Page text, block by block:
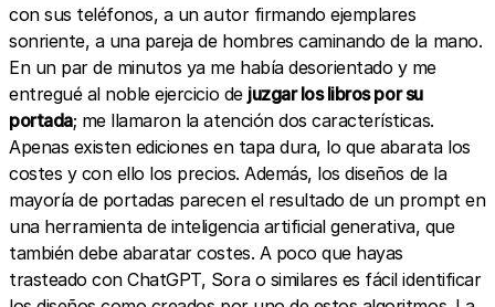
con sus teléfonos, a un autor firmando ejemplares
sonriente, a una pareja de hombres caminando de la mano.
En un par de minutos ya me había desorientado y me
entregué al noble ejercicio de juzgar los libros por su
portada; me llamaron la atención dos características.
Apenas existen ediciones en tapa dura, lo que abarata los
costes y con ello los precios. Además, los diseños de la
mayoría de portadas parecen el resultado de un prompt en
una herramienta de inteligencia artificial generativa, que
también debe abaratar costes. A poco que hayas
trasteado con ChatGPT, Sora o similares es fácil identificar